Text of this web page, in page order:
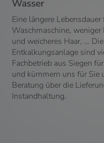
Wasser
Eine längere
Waschmaschine,
und weicheres Haar, …
Entkalkungsanlage sind
Fachbetrieb aus Siegen
und kümmern uns für Sie
Beratung über die
Instandhaltung.